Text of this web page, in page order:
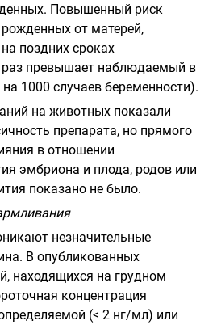
Повышенный риск
от матерей,
поздних сроках
раз превышает наблюдаемый в
1000 случаев беременности).
на животных показали
препарата, но прямого
в отношении
эмбриона и плода, родов или
показано не было.
незначительные
В опубликованных
находящихся на грудном
концентрация
(< 2 нг/мл) или